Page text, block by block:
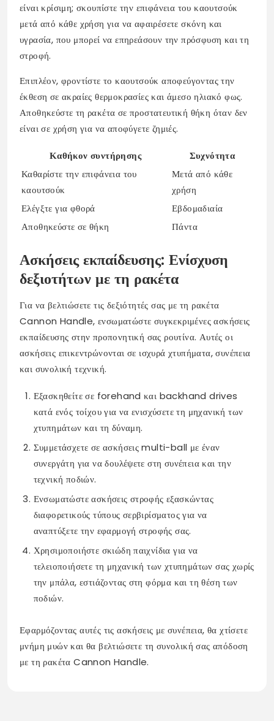
είναι κρίσιμη; σκουπίστε την επιφάνεια του καουτσούκ
μετά από κάθε χρήση για να αφαιρέσετε σκόνη και
υγρασία, που μπορεί να επηρεάσουν την πρόσφυση και τη
στροφή.
Επιπλέον, φροντίστε το καουτσούκ αποφεύγοντας την
έκθεση σε ακραίες θερμοκρασίες και άμεσο ηλιακό φως.
Αποθηκεύστε τη ρακέτα σε προστατευτική θήκη όταν δεν
είναι σε χρήση για να αποφύγετε ζημιές.
Καθήκον συντήρησης
Συχνότητα
Καθαρίστε την επιφάνεια του
καουτσούκ
Μετά από κάθε
χρήση
Ελέγξτε για φθορά
Εβδομαδιαία
Αποθηκεύστε σε θήκη
Πάντα
Ασκήσεις εκπαίδευσης: Ενίσχυση
δεξιοτήτων με τη ρακέτα
Για να βελτιώσετε τις δεξιότητές σας με τη ρακέτα
Cannon Handle, ενσωματώστε συγκεκριμένες ασκήσεις
εκπαίδευσης στην προπονητική σας ρουτίνα. Αυτές οι
ασκήσεις επικεντρώνονται σε ισχυρά χτυπήματα, συνέπεια
και συνολική τεχνική.
Εξασκηθείτε σε forehand και backhand drives
κατά ενός τοίχου για να ενισχύσετε τη μηχανική των
χτυπημάτων και τη δύναμη.
Συμμετάσχετε σε ασκήσεις multi-ball με έναν
συνεργάτη για να δουλέψετε στη συνέπεια και την
τεχνική ποδιών.
Ενσωματώστε ασκήσεις στροφής εξασκώντας
διαφορετικούς τύπους σερβιρίσματος για να
αναπτύξετε την εφαρμογή στροφής σας.
Χρησιμοποιήστε σκιώδη παιχνίδια για να
τελειοποιήσετε τη μηχανική των χτυπημάτων σας χωρίς
την μπάλα, εστιάζοντας στη φόρμα και τη θέση των
ποδιών.
Εφαρμόζοντας αυτές τις ασκήσεις με συνέπεια, θα χτίσετε
μνήμη μυών και θα βελτιώσετε τη συνολική σας απόδοση
με τη ρακέτα Cannon Handle.